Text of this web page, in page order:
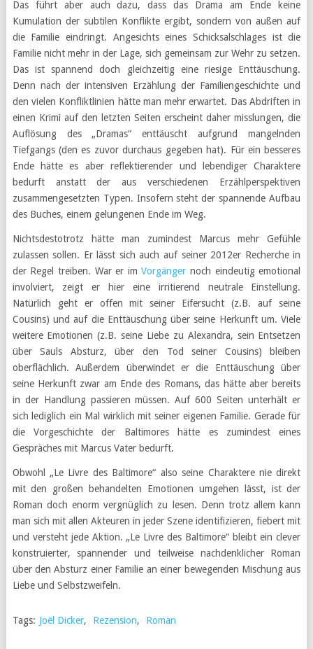
Das führt aber auch dazu, dass das Drama am Ende keine
Kumulation der subtilen Konflikte ergibt, sondern von außen auf
die Familie eindringt. Angesichts eines Schicksalschlages ist die
Familie nicht mehr in der Lage, sich gemeinsam zur Wehr zu setzen.
Das ist spannend doch gleichzeitig eine riesige Enttäuschung.
Denn nach der intensiven Erzählung der Familiengeschichte und
den vielen Konfliktlinien hätte man mehr erwartet. Das Abdriften in
einen Krimi auf den letzten Seiten erscheint daher misslungen, die
Auflösung des „Dramas“ enttäuscht aufgrund mangelnden
Tiefgangs (den es zuvor durchaus gegeben hat). Für ein besseres
Ende hätte es aber reflektierender und lebendiger Charaktere
bedurft anstatt der aus verschiedenen Erzählperspektiven
zusammengesetzten Typen. Insofern steht der spannende Aufbau
des Buches, einem gelungenen Ende im Weg.
Nichtsdestotrotz hätte man zumindest Marcus mehr Gefühle
zulassen sollen. Er lässt sich auch auf seiner 2012er Recherche in
der Regel treiben. War er imVorgänger noch eindeutig emotional
involviert, zeigt er hier eine irritierend neutrale Einstellung.
Natürlich geht er offen mit seiner Eifersucht (z.B. auf seine
Cousins) und auf die Enttäuschung über seine Herkunft um. Viele
weitere Emotionen (z.B. seine Liebe zu Alexandra, sein Entsetzen
über Sauls Absturz, über den Tod seiner Cousins) bleiben
oberflächlich. Außerdem überwindet er die Enttäuschung über
seine Herkunft zwar am Ende des Romans, das hätte aber bereits
in der Handlung passieren müssen. Auf 600 Seiten unterhält er
sich lediglich ein Mal wirklich mit seiner eigenen Familie. Gerade für
die Vorgeschichte der Baltimores hätte es zumindest eines
Gespräches mit Marcus Vater bedurft.
Obwohl „Le Livre des Baltimore“ also seine Charaktere nie direkt
mit den großen behandelten Emotionen umgehen lässt, ist der
Roman doch enorm vergnüglich zu lesen. Denn trotz allem kann
man sich mit allen Akteuren in jeder Szene identifizieren, fiebert mit
und versteht jede Aktion. „Le Livre des Baltimore“ bleibt ein clever
konstruierter, spannender und teilweise nachdenklicher Roman
über den Absturz einer Familie an einer bewegenden Mischung aus
Liebe und Selbstzweifeln.
Tags: Joël Dicker, Rezension, Roman